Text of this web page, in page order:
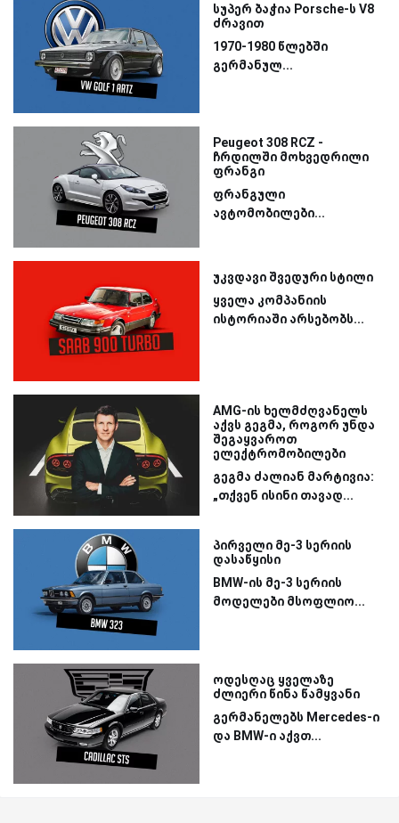
სუპერ ბაჭია Porsche-ს V8
ძრავით
1970-1980 წლებში
გერმანულ...
Peugeot 308 RCZ -
ჩრდილში მოხვედრილი
ფრანგი
ფრანგული
ავტომობილები...
უკვდავი შვედური სტილი
ყველა კომპანიის
ისტორიაში არსებობს...
AMG-ის ხელმძღვანელს
აქვს გეგმა, როგორ უნდა
შეგაყვაროთ
ელექტრომობილები
გეგმა ძალიან მარტივია:
„თქვენ ისინი თავად...
პირველი მე-3 სერიის
დასაწყისი
BMW-ის მე-3 სერიის
მოდელები მსოფლიო...
ოდესღაც ყველაზე
ძლიერი წინა წამყვანი
გერმანელებს Mercedes-ი
და BMW-ი აქვთ...